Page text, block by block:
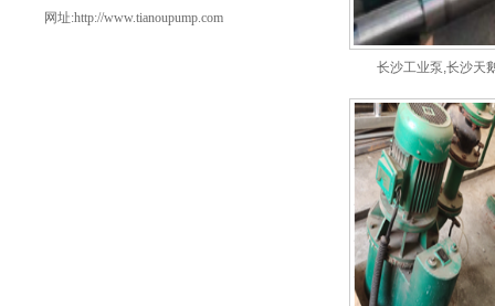
网址:http://www.tianoupump.com
长沙工业泵,长沙天